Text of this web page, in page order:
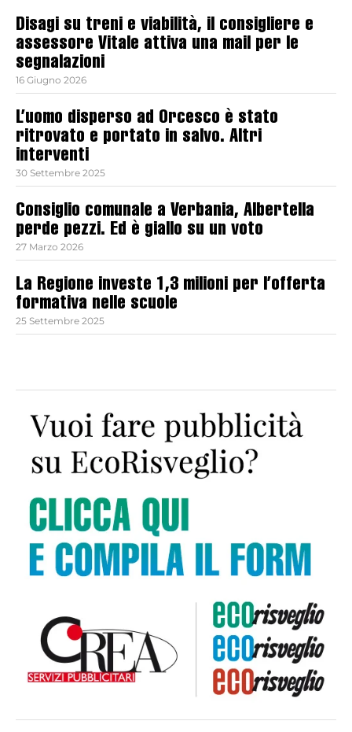
Disagi su treni e viabilità, il consigliere e
assessore Vitale attiva una mail per le
segnalazioni
16 Giugno 2026
L’uomo disperso ad Orcesco è stato
ritrovato e portato in salvo. Altri
interventi
30 Settembre 2025
Consiglio comunale a Verbania, Albertella
perde pezzi. Ed è giallo su un voto
27 Marzo 2026
La Regione investe 1,3 milioni per l’offerta
formativa nelle scuole
25 Settembre 2025